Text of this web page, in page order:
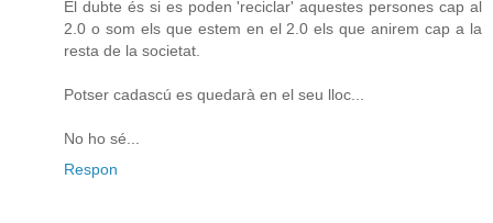
El dubte és si es poden 'reciclar' aquestes persones cap al
2.0 o som els que estem en el 2.0 els que anirem cap a la
resta de la societat.
Potser cadascú es quedarà en el seu lloc...
No ho sé...
Respon